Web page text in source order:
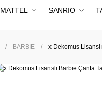
MATTEL SANRIO
BARBIE x Dekomus